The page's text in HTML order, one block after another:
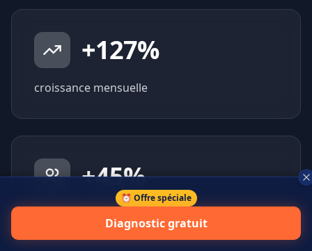
+127%
croissance mensuelle
+45%
⏰ Offre spéciale
Diagnostic gratuit